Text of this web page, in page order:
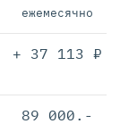
ежемесячно
+ 37 113 ₽
89 000.-